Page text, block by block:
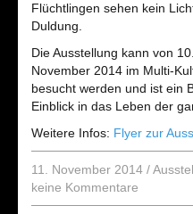
Flüchtlingen sehen kein
Duldung.
Die Ausstellung kann von
November 2014 im Multi-
besucht werden und ist ein
Einblick in das Leben der
Weitere Infos: Flyer zur
11. November 2014 /
keine Kommentare